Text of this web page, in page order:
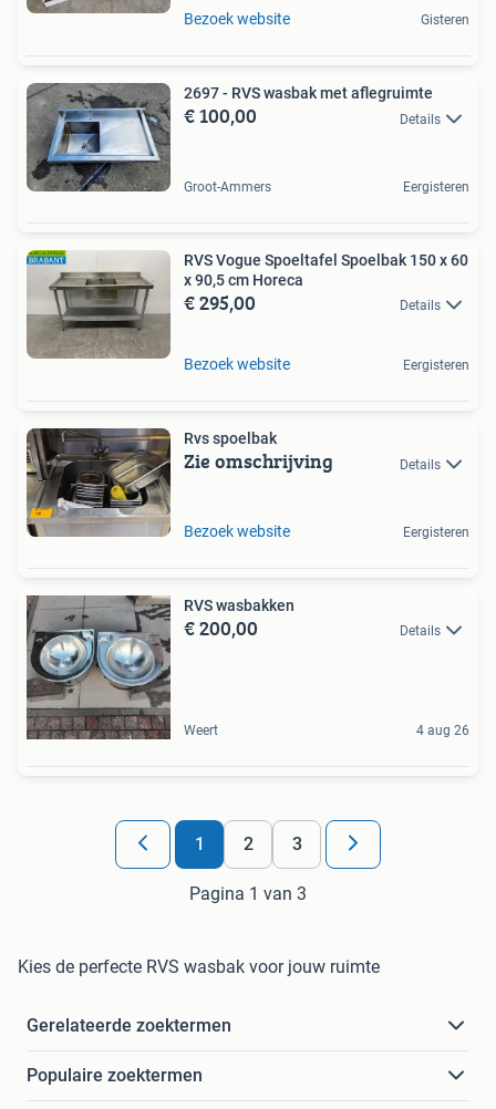
Bezoek website Gisteren
2697 - RVS wasbak met aflegruimte
€ 100,00 Details
Groot-Ammers Eergisteren
RVS Vogue Spoeltafel Spoelbak 150 x 60
x 90,5 cm Horeca
€ 295,00 Details
Bezoek website Eergisteren
Rvs spoelbak
Zie omschrijving Details
Bezoek website Eergisteren
RVS wasbakken
€ 200,00 Details
Weert 4 aug 26
1 2 3
Pagina 1 van 3
Kies de perfecte RVS wasbak voor jouw ruimte
Gerelateerde zoektermen
Populaire zoektermen